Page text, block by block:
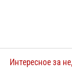
Интересное за